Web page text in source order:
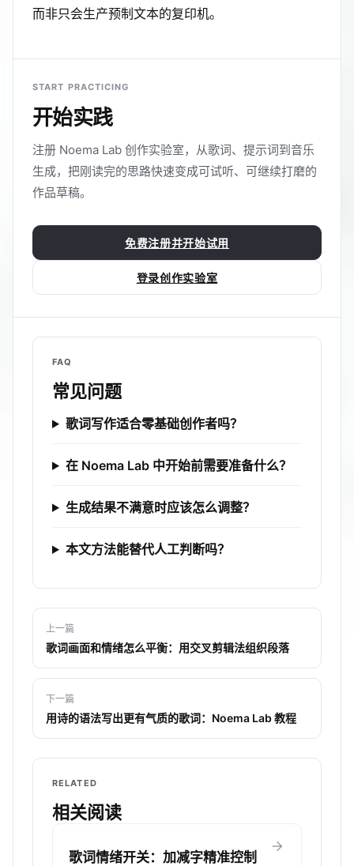
而非只会生产预制文本的复印机。
START PRACTICING
开始实践
注册 Noema Lab 创作实验室，从歌词、提示词到音乐
生成，把刚读完的思路快速变成可试听、可继续打磨的
作品草稿。
免费注册并开始试用
登录创作实验室
FAQ
常见问题
歌词写作适合零基础创作者吗？
在 Noema Lab 中开始前需要准备什么？
生成结果不满意时应该怎么调整？
本文方法能替代人工判断吗？
上一篇
歌词画面和情绪怎么平衡：用交叉剪辑法组织段落
下一篇
用诗的语法写出更有气质的歌词：Noema Lab 教程
RELATED
相关阅读
歌词情绪开关：加减字精准控制
arrow_forward